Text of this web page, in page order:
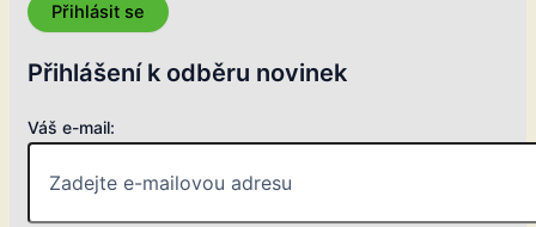
Přihlásit se
Přihlášení k odběru novinek
Váš e-mail: